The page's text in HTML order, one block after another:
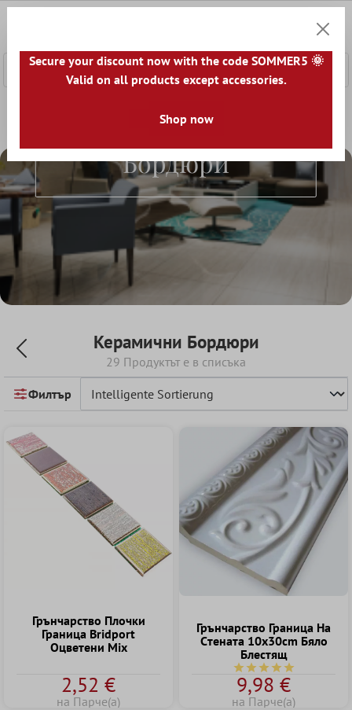
Граници На Плочки
Керамични
Бордюри
Керамични Бордюри
29 Продуктът е в списъка
Филтър
Грънчарство Плочки
Граница Bridport
Оцветени Mix
2,52 €
на Парче(а)
Грънчарство Граница Hа
Cтената 10x30cm Бяло
Блестящ
Средна оценка за 5
9,98 €
на Парче(а)
Secure your discount now with the code SOMMER5 🌞
Valid on all products except accessories.
Shop now